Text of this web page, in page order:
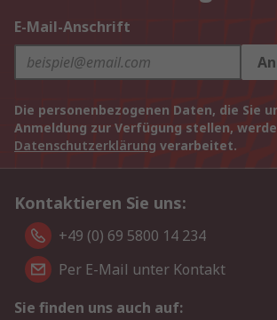
E-Mail-Anschrift
Die personenbezogenen Daten, die Sie
Anmeldung zur Verfügung stellen,
Datenschutzerklärung verarbeitet.
Kontaktieren Sie uns:
+49 (0) 69 5800 14 234
Per E-Mail unter Kontakt
Sie finden uns auch auf: